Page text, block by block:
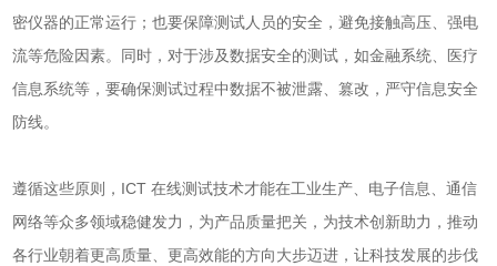
密仪器的正常运行；也要保障测试人员的安全，避免接触高压、强电
流等危险因素。同时，对于涉及数据安全的测试，如金融系统、医疗
信息系统等，要确保测试过程中数据不被泄露、篡改，严守信息安全
防线。
遵循这些原则，ICT 在线测试技术才能在工业生产、电子信息、通信
网络等众多领域稳健发力，为产品质量把关，为技术创新助力，推动
各行业朝着更高质量、更高效能的方向大步迈进，让科技发展的步伐